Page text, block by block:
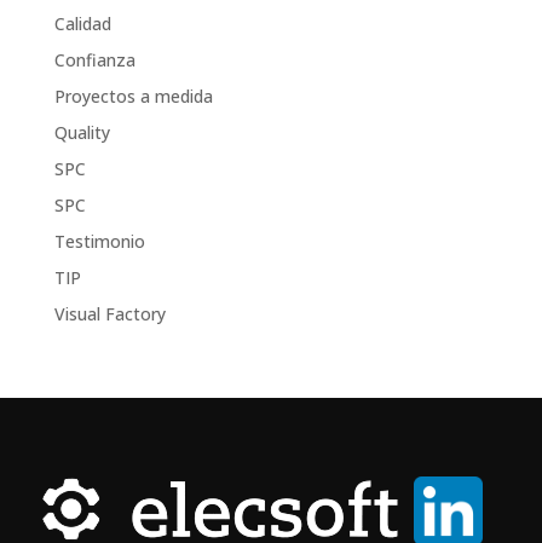
Calidad
Confianza
Proyectos a medida
Quality
SPC
SPC
Testimonio
TIP
Visual Factory